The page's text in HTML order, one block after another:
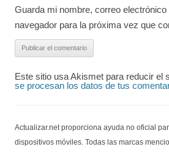
Guarda mi nombre, correo
navegador para la próxima vez que
Este sitio usa Akismet para reducir el
se procesan los datos de tus
Actualizar.net proporciona ayuda no oficial
dispositivos móviles. Todas las marcas